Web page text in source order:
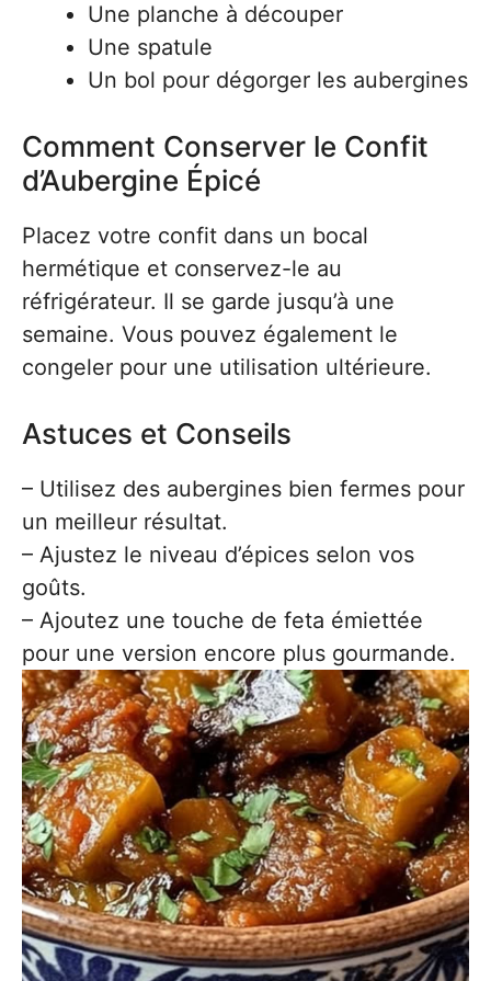
Une planche à découper
Une spatule
Un bol pour dégorger les aubergines
Comment Conserver le Confit
d’Aubergine Épicé
Placez votre confit dans un bocal
hermétique et conservez-le au
réfrigérateur. Il se garde jusqu’à une
semaine. Vous pouvez également le
congeler pour une utilisation ultérieure.
Astuces et Conseils
– Utilisez des aubergines bien fermes pour
un meilleur résultat.
– Ajustez le niveau d’épices selon vos
goûts.
– Ajoutez une touche de feta émiettée
pour une version encore plus gourmande.